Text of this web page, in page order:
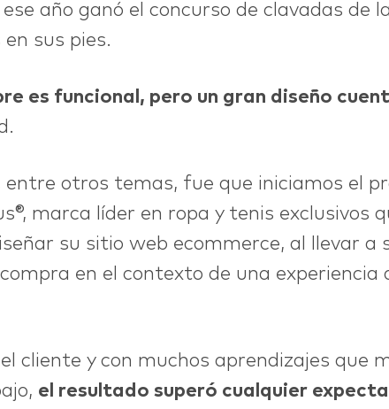
año ganó el concurso de clavadas de
sus pies.
es funcional, pero un gran diseño
entre otros temas, fue que iniciamos el
marca líder en ropa y tenis exclusivos
su sitio web ecommerce, al llevar a
en el contexto de una experiencia
cliente y con muchos aprendizajes que
el resultado superó cualquier